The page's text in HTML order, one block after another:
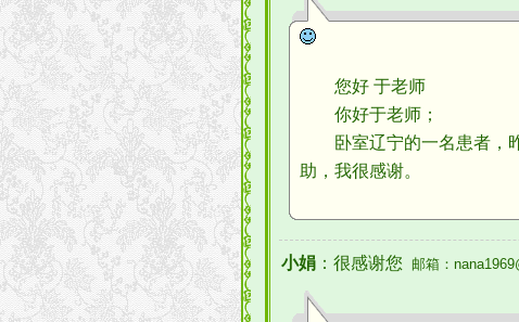
您好 于老师
你好于老师；
卧室辽宁的一名患者，昨
助，我很感谢。
小娟 ：很感谢您 邮箱：